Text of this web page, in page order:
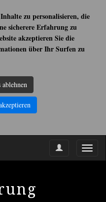
zu personalisieren, die
sicherere Erfahrung zu
akzeptieren Sie die
über Ihr Surfen zu